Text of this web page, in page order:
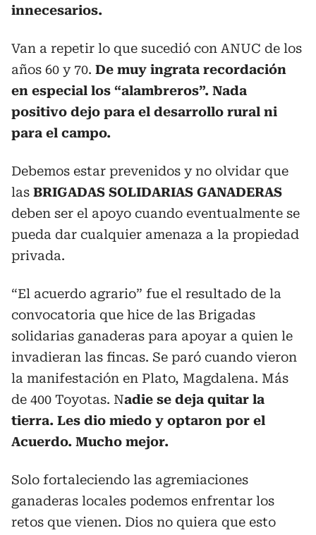
innecesarios.
Van a repetir lo que sucedió con ANUC de los
años 60 y 70. De muy ingrata recordación
en especial los “alambreros”. Nada
positivo dejo para el desarrollo rural ni
para el campo.
Debemos estar prevenidos y no olvidar que
las BRIGADAS SOLIDARIAS GANADERAS
deben ser el apoyo cuando eventualmente se
pueda dar cualquier amenaza a la propiedad
privada.
“El acuerdo agrario” fue el resultado de la
convocatoria que hice de las Brigadas
solidarias ganaderas para apoyar a quien le
invadieran las fincas. Se paró cuando vieron
la manifestación en Plato, Magdalena. Más
de 400 Toyotas. Nadie se deja quitar la
tierra. Les dio miedo y optaron por el
Acuerdo. Mucho mejor.
Solo fortaleciendo las agremiaciones
ganaderas locales podemos enfrentar los
retos que vienen. Dios no quiera que esto